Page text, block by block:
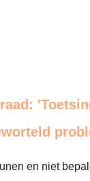
en niet